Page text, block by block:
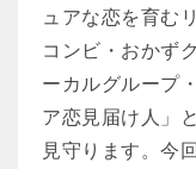
ュアな恋を育む
コンビ・おかず
ーカルグループ
ア恋見届け人」
見守ります。今